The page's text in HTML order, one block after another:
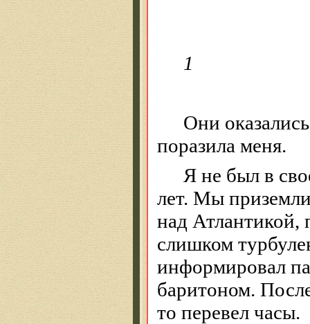
1
Они
поразила меня.
Я не был в
лет. Мы
над Атлантикой,
слишком
информировал
баритоном.
то перевел часы.